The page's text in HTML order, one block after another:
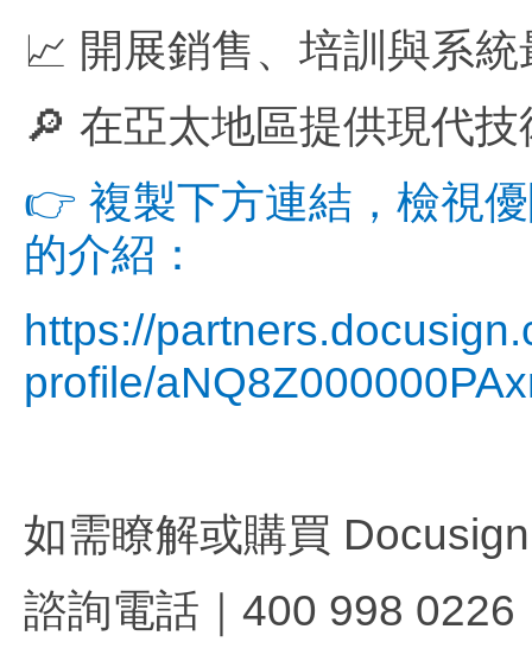
📈 開展銷售、培訓與系
🔎 在亞太地區提供現代
👉 複製下方連結，檢視
的介紹：
https://
profile/
如需瞭解或購買
諮詢電話｜400 998 0226